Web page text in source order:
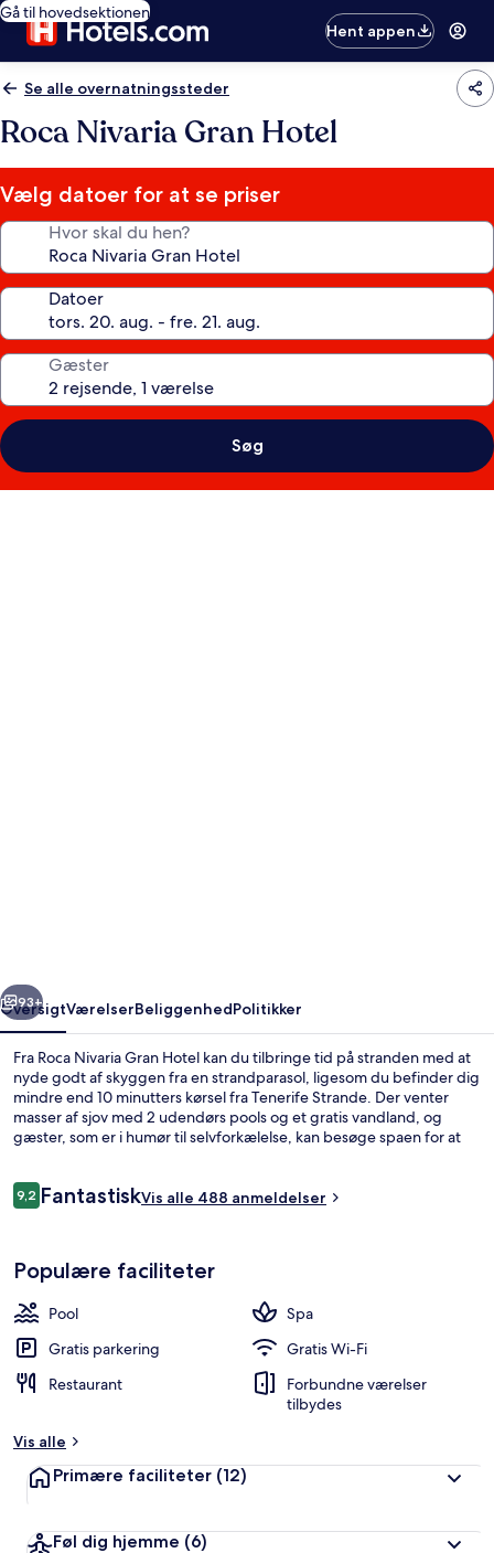
Gå til hovedsektionen
Hent appen
Se alle overnatningssteder
Roca Nivaria Gran Hotel
Vælg datoer for at se priser
Hvor skal du hen?
Datoer
Gæster
Søg
Næste
93+
OversigtVærelserBeliggenhedPolitikker
Fra Roca Nivaria Gran Hotel kan du tilbringe tid på stranden med at
nyde godt af skyggen fra en strandparasol, ligesom du befinder dig
mindre end 10 minutters kørsel fra Tenerife Strande. Der venter
masser af sjov med 2 udendørs pools og et gratis vandland, og
gæster, som er i humør til selvforkælelse, kan besøge spaen for at
aftensmad. Andre højdepunkter på dette resort med
Anmeldelser
9,29,2 ud af 10.
FantastiskVis alle 488 anmeldelser
Populære faciliteter
Pool
Spa
Gratis parkering
Gratis Wi-Fi
Restaurant
Forbundne værelser
tilbydes
Vis alle
Primære faciliteter (12)
Føl dig hjemme (6)